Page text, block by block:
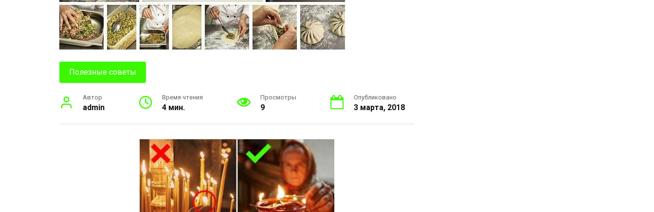
Полезные советы
Автор
admin
Время чтения
4 мин.
Просмотры
9
Опубликовано
3 марта, 2018